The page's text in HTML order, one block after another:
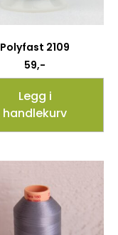
Polyfast 2109
59,-
Legg i
handlekurv